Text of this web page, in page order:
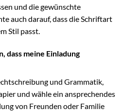
und die gewünschte
auch darauf, dass die Schriftart
Stil passt.
dass meine Einladung
und Grammatik,
und wähle ein ansprechendes
von Freunden oder Familie